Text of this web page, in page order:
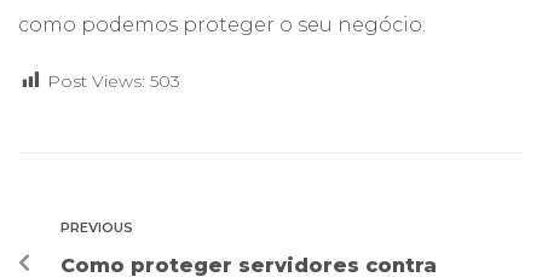
como podemos proteger o seu negócio.
Post Views: 503
PREVIOUS
Como proteger servidores contra